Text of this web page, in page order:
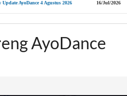
4 Agustus 2026 16/Jul/2026
AyoDance